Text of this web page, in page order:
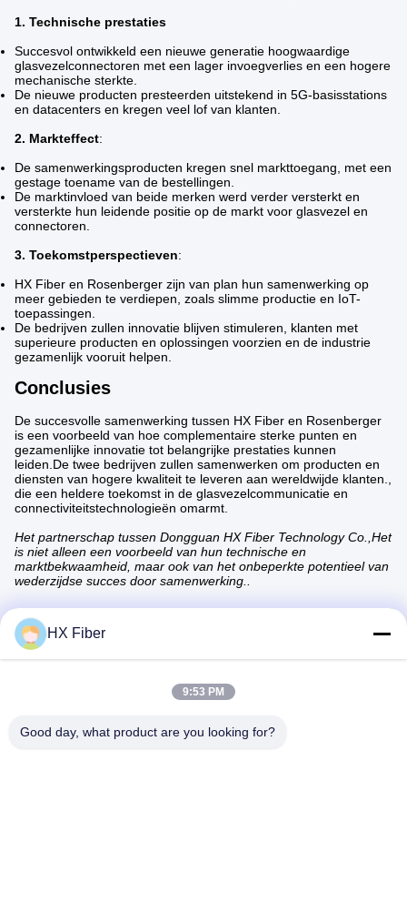
1. Technische prestaties
Succesvol ontwikkeld een nieuwe generatie hoogwaardige
glasvezelconnectoren met een lager invoegverlies en een hogere
mechanische sterkte.
De nieuwe producten presteerden uitstekend in 5G-basisstations
en datacenters en kregen veel lof van klanten.
2. Markteffect:
De samenwerkingsproducten kregen snel markttoegang, met een
gestage toename van de bestellingen.
De marktinvloed van beide merken werd verder versterkt en
versterkte hun leidende positie op de markt voor glasvezel en
connectoren.
3. Toekomstperspectieven:
HX Fiber en Rosenberger zijn van plan hun samenwerking op
meer gebieden te verdiepen, zoals slimme productie en IoT-
toepassingen.
De bedrijven zullen innovatie blijven stimuleren, klanten met
superieure producten en oplossingen voorzien en de industrie
gezamenlijk vooruit helpen.
Conclusies
De succesvolle samenwerking tussen HX Fiber en Rosenberger
is een voorbeeld van hoe complementaire sterke punten en
gezamenlijke innovatie tot belangrijke prestaties kunnen
leiden.De twee bedrijven zullen samenwerken om producten en
diensten van hogere kwaliteit te leveren aan wereldwijde klanten.,
die een heldere toekomst in de glasvezelcommunicatie en
connectiviteitstechnologieën omarmt.
Het partnerschap tussen Dongguan HX Fiber Technology Co.,Het
is niet alleen een voorbeeld van hun technische en
marktbekwaamheid, maar ook van het onbeperkte potentieel van
wederzijdse succes door samenwerking..
Adres
HX Fiber
9:53 PM
Good day, what product are you looking for?